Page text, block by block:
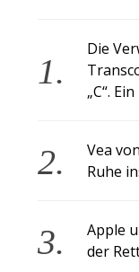
Die
„C“.
Vea
Ruhe
Apple
der